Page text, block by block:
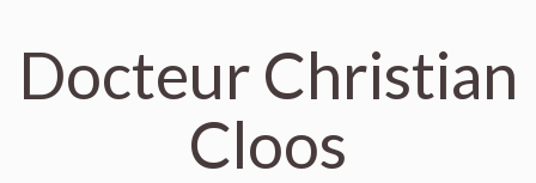
Docteur Christian
Cloos